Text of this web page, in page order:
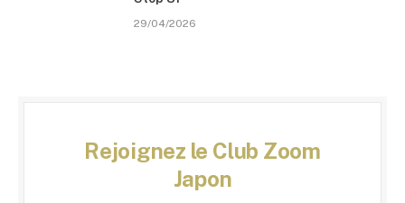
29/04/2026
Rejoignez le Club Zoom
Japon